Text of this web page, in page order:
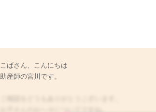
こばさん、こんにちは
助産師の宮川です。